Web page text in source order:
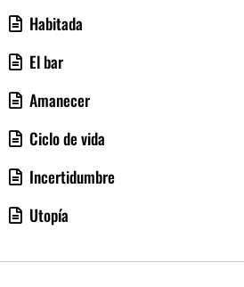
Habitada
El bar
Amanecer
Ciclo de vida
Incertidumbre
Utopía